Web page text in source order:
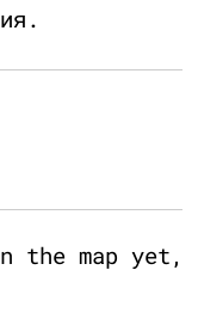
the map yet,